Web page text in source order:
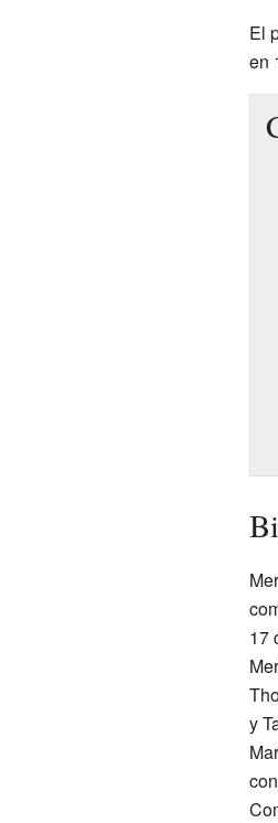
El
en
17
y